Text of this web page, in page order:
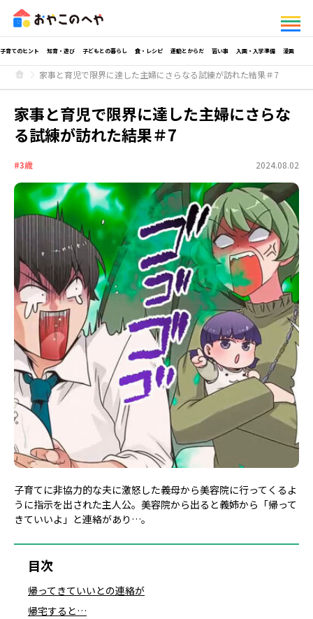
子育てのヒント 知育・遊び 子どもとの暮らし 食・レシピ 運動とからだ 習い事 入園・入学準備 漫画
家事と育児で限界に達した主婦にさらなる試練が訪れた結果＃7
家事と育児で限界に達した主婦にさらな
る試練が訪れた結果＃7
#3歳 2024.08.02
子育てに非協力的な夫に激怒した義母から美容院に行ってくるよ
うに指示を出された主人公。美容院から出ると義姉から「帰って
きていいよ」と連絡があり…。
目次
帰ってきていいとの連絡が
帰宅すると…